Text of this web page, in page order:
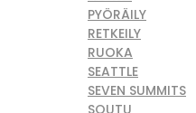
PYÖRÄILY
RETKEILY
RUOKA
SEATTLE
SEVEN SUMMITS
SOUTU